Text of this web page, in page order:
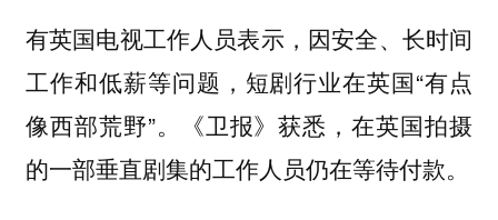
有英国电视工作人员表示，因安全、长时间
工作和低薪等问题，短剧行业在英国“有点
像西部荒野”。《卫报》获悉，在英国拍摄
的一部垂直剧集的工作人员仍在等待付款。